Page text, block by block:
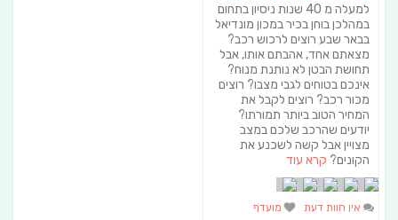
למעלה מ 40 שנות ניסיון בתחום
במהלכן בוחן בכיר במכון מונדיאל
בבאר שבע רוצים לרכוש רכב?
מצאתם אחד, אהבתם אותו, אבל
תחושת הבטן לא נותנת מנוח?
אינכם בטוחים לגבי מצבו? רוצים
מכור רכב? רוצים לקבל את
המחיר הטוב ביותר תמורתו?
יודעים שהרכב שלכם במצב
מצויין אבל קשה לשכנע את
הקונים? קרא עוד
אין חוות דעת מועדף